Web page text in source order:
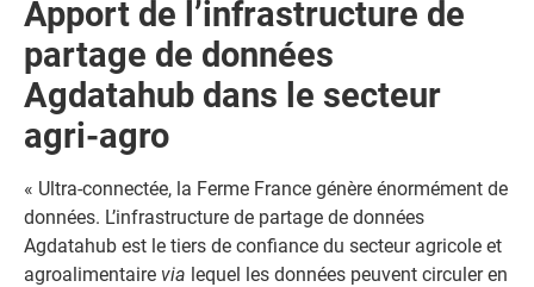
Apport de l’infrastructure de
partage de données
Agdatahub dans le secteur
agri-agro
« Ultra-connectée, la Ferme France génère énormément de
données. L’infrastructure de partage de données
Agdatahub est le tiers de confiance du secteur agricole et
agroalimentaire via lequel les données peuvent circuler en